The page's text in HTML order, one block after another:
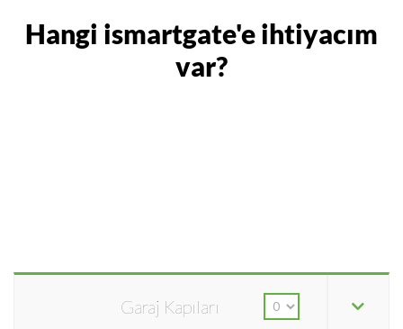
Hangi ismartgate'e ihtiyacım
var?
Garaj Kapıları